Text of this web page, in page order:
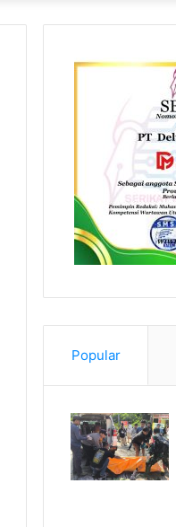
Popular